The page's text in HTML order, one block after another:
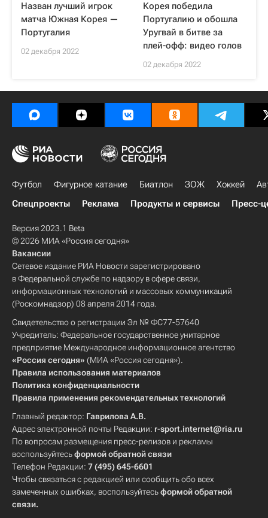
Назван лучший игрок
матча Южная Корея —
Португалия
02 декабря 2022
Корея победила
Португалию и обошла
Уругвай в битве за
плей-офф: видео голов
02 декабря 2022
Футбол Фигурное катание Биатлон ЗОЖ Хоккей
Спецпроекты
Реклама Продукты и сервисы Пресс-
Версия 2023.1 Beta
© 2026 МИА «Россия сегодня»
Вакансии
Сетевое издание РИА Новости зарегистрировано
в Федеральной службе по надзору в сфере связи,
информационных технологий и массовых коммуникаций
(Роскомнадзор) 08 апреля 2014 года.
Свидетельство о регистрации Эл № ФС77-57640
Учредитель: Федеральное государственное унитарное
предприятие Международное информационное агентство
«Россия сегодня» (МИА «Россия сегодня»).
Правила использования материалов
Политика конфиденциальности
Правила применения рекомендательных технологий
Главный редактор: Гаврилова А.В.
Адрес электронной почты Редакции: r-sport.internet@ria.ru
По вопросам размещения пресс-релизов и рекламы
воспользуйтесьформой обратной связи
Телефон Редакции: 7 (495) 645-6601
Чтобы связаться с редакцией или сообщить обо всех
замеченных ошибках, воспользуйтесьформой обратной
связи.